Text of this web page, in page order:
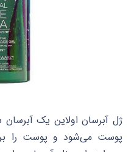
ژل آبرسان اولاین یک
پوست می‌شود و پوست را